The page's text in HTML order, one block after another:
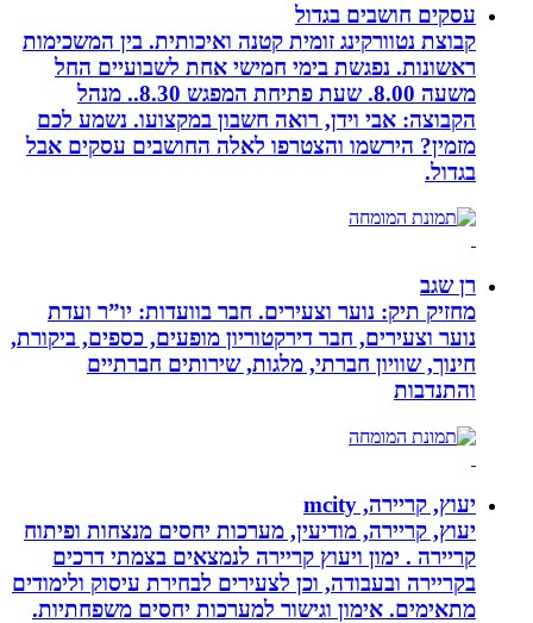
עסקים חושבים בגדול
קבוצת נטוורקינג זומית קטנה ואיכותית. בין המשכימות
ראשונות. נפגשת בימי חמישי אחת לשבועיים החל
משעה 8.00. שעת פתיחת המפגש 8.30.. מנהל
הקבוצה: אבי וידן, רואה חשבון במקצועו. נשמע לכם
מזמין? הירשמו והצטרפו לאלה החושבים עסקים אבל
בגדול.
רן שגב
מחזיק תיק: נוער וצעירים. חבר בוועדות: יו”ר ועדת
נוער וצעירים, חבר דירקטוריון מופעים, כספים, ביקורת,
חינוך, שוויון חברתי, מלגות, שירותים חברתיים
והתנדבות
יעוץ, קריירה, mcity
יעוץ, קריירה, מודיעין, מערכות יחסים מנצחות ופיתוח
קריירה . ימון ויעוץ קריירה לנמצאים בצמתי דרכים
בקריירה ובעבודה, וכן לצעירים לבחירת עיסוק ולימודים
מתאימים. אימון וגישור למערכות יחסים משפחתיות.